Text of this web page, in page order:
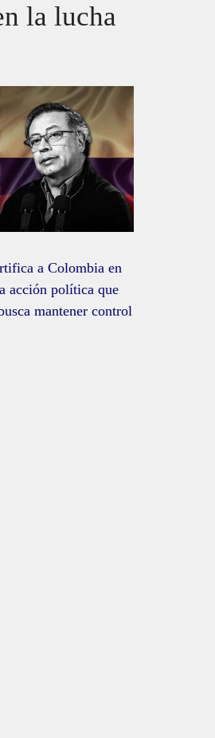
la lucha
a Colombia en
acción política que
mantener control